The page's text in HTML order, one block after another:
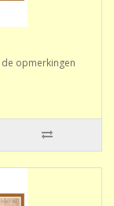
de opmerkingen